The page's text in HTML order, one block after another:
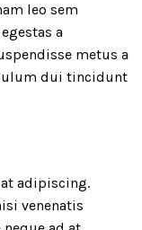
leo sem
a
metus a
dui tincidunt
adipiscing.
venenatis